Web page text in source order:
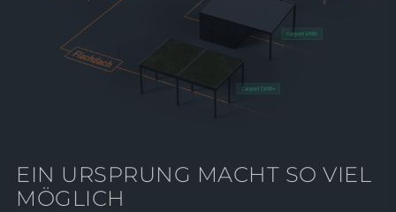
EIN URSPRUNG MACHT SO VIEL
MÖGLICH